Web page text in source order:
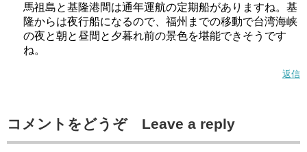
馬祖島と基隆港間は通年運航の定期船がありますね。基
隆からは夜行船になるので、福州までの移動で台湾海峡
の夜と朝と昼間と夕暮れ前の景色を堪能できそうです
ね。
返信
コメントをどうぞ Leave a reply